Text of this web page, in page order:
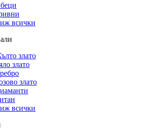
всички
злато
злато
злато
всички